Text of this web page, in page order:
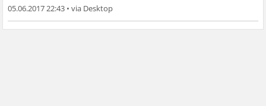
05.06.2017 22:43 •